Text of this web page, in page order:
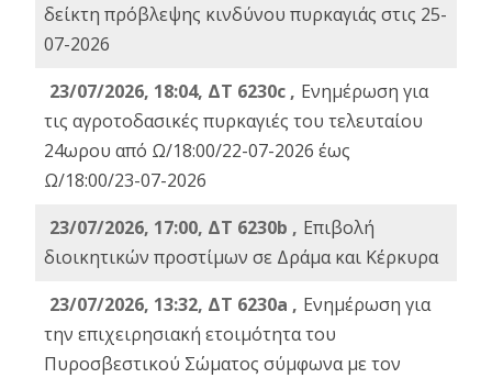
δείκτη πρόβλεψης κινδύνου πυρκαγιάς στις 25-
07-2026
23/07/2026, 18:04, ΔΤ 6230c , Ενημέρωση για
τις αγροτοδασικές πυρκαγιές του τελευταίου
24ωρου από Ω/18:00/22-07-2026 έως
Ω/18:00/23-07-2026
23/07/2026, 17:00, ΔΤ 6230b , Επιβολή
διοικητικών προστίμων σε Δράμα και Κέρκυρα
23/07/2026, 13:32, ΔΤ 6230a , Ενημέρωση για
την επιχειρησιακή ετοιμότητα του
Πυροσβεστικού Σώματος σύμφωνα με τον